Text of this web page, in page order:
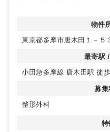
は、通勤にも便利で患者さ
◆医療モールとしての相乗効
整形外科が診察されていた
来院が期待できます。
内科、整形外科、眼科の診
物件
東京都多摩市唐木田１－５
最寄駅
小田急多摩線 唐木田駅 徒
募集
整形外科
特